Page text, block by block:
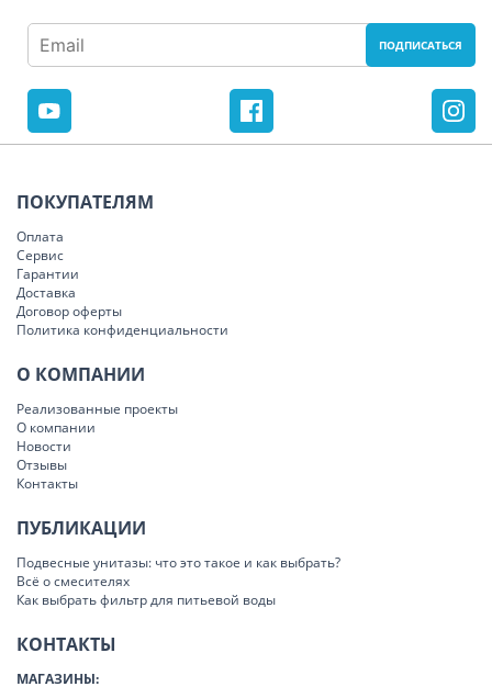
ПОКУПАТЕЛЯМ
Оплата
Сервис
Гарантии
Доставка
Договор оферты
Политика конфиденциальности
О КОМПАНИИ
Реализованные проекты
О компании
Новости
Отзывы
Контакты
ПУБЛИКАЦИИ
Подвесные унитазы: что это такое и как выбрать?
Всё о смесителях
Как выбрать фильтр для питьевой воды
КОНТАКТЫ
МАГАЗИНЫ: